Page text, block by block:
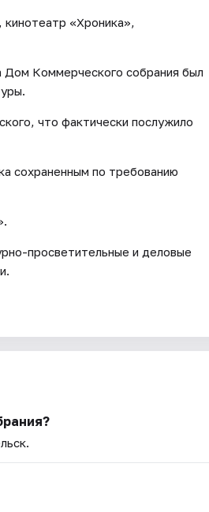
«Хроника»,
Коммерческого собрания был
что фактически послужило
сохраненным по требованию
просветительные и деловые